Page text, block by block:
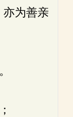
善亲